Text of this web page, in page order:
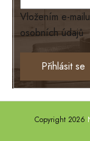
Loriano
EXCLUSIVE
TEXAS
ANNY
DEL SOL
Vložením e-
osobních údajů
Přihlásit se
Copyright 2026